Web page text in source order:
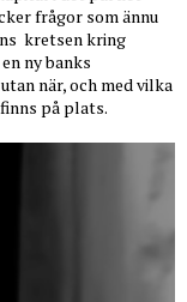
frågor som ännu
kretsen kring
ny banks
när, och med vilka
på plats.